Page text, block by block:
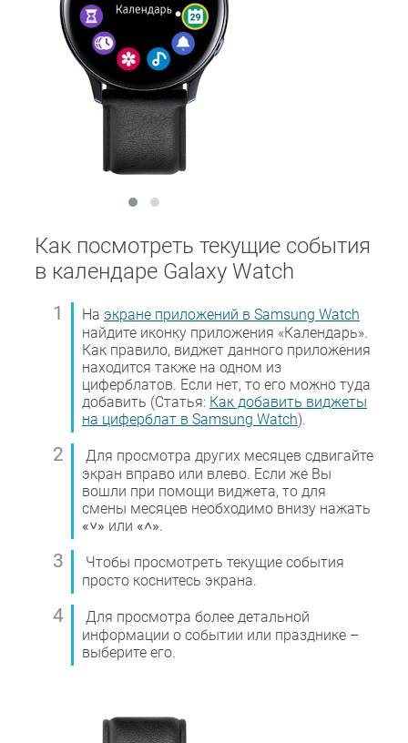
Как посмотреть текущие события
в календаре Galaxy Watch
На экране приложений в Samsung Watch
найдите иконку приложения «Календарь».
Как правило, виджет данного приложения
находится также на одном из
циферблатов. Если нет, то его можно туда
добавить (Статья: Как добавить виджеты
на циферблат в Samsung Watch).
Для просмотра других месяцев сдвигайте
экран вправо или влево. Если же Вы
вошли при помощи виджета, то для
смены месяцев необходимо внизу нажать
«˅» или «˄».
Чтобы просмотреть текущие события
просто коснитесь экрана.
Для просмотра более детальной
информации о событии или празднике –
выберите его.